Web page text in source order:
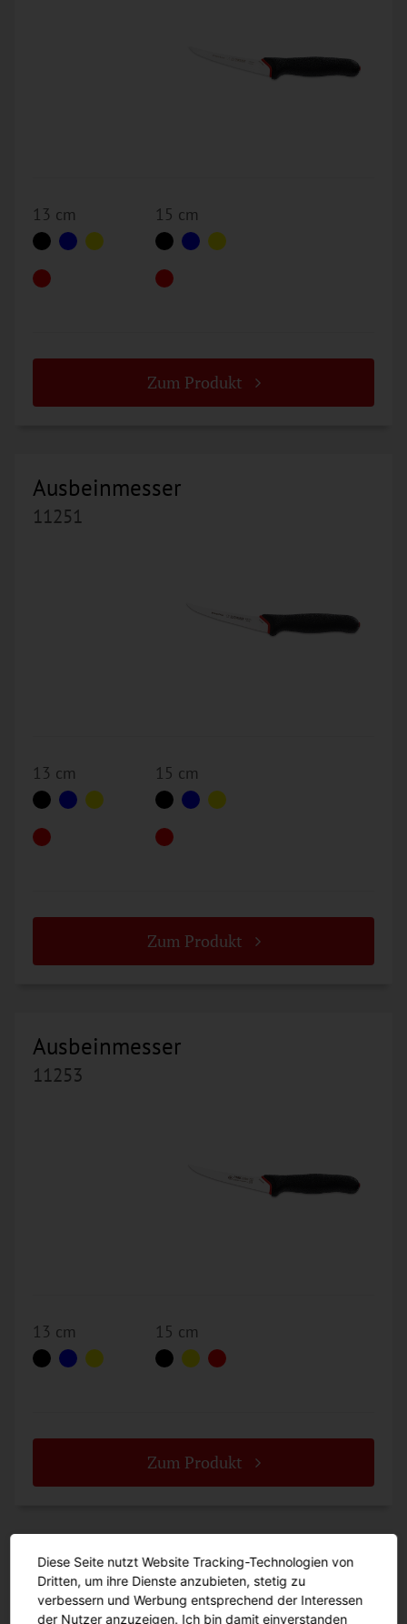
13 cm 15 cm
Zum Produkt
Ausbeinmesser
11251
13 cm 15 cm
Zum Produkt
Ausbeinmesser
11253
13 cm 15 cm
Zum Produkt
Zuschneidemesser
12200
Diese Seite nutzt Website Tracking-Technologien von
Dritten, um ihre Dienste anzubieten, stetig zu
verbessern und Werbung entsprechend der Interessen
der Nutzer anzuzeigen. Ich bin damit einverstanden